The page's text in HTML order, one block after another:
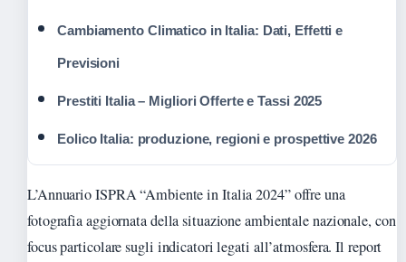
Cambiamento Climatico in Italia: Dati, Effetti e
Previsioni
Prestiti Italia – Migliori Offerte e Tassi 2025
Eolico Italia: produzione, regioni e prospettive 2026
L’Annuario ISPRA “Ambiente in Italia 2024” offre una
fotografia aggiornata della situazione ambientale nazionale, con
focus particolare sugli indicatori legati all’atmosfera. Il report